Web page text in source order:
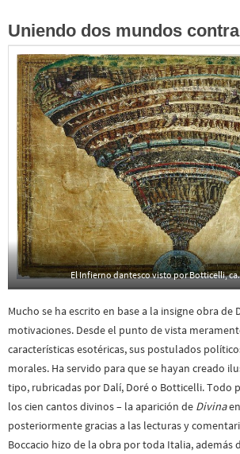
Uniendo dos mundos
El Infierno dantesco visto por Botticelli, ca.
Mucho se ha escrito en base a la insigne obra de
motivaciones. Desde el punto de vista
características esotéricas, sus postulados
morales. Ha servido para que se hayan creado
tipo, rubricadas por Dalí, Doré o Botticelli. Todo
los cien cantos divinos – la aparición de Divina
posteriormente gracias a las lecturas y
Boccacio hizo de la obra por toda Italia, además